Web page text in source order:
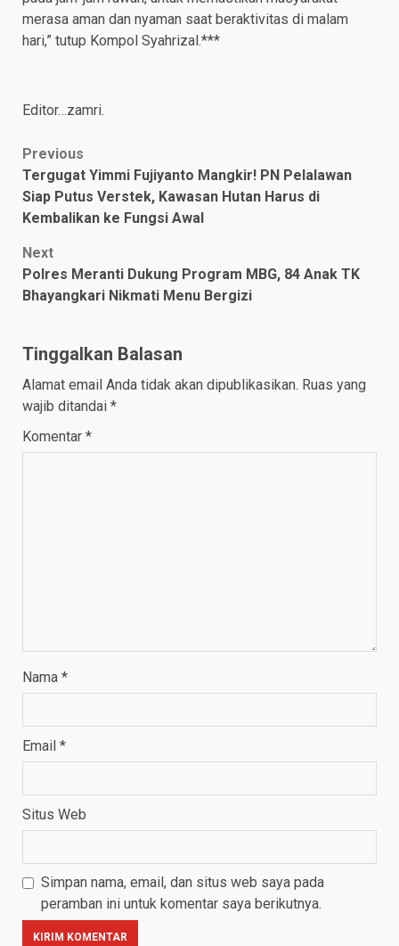
merasa aman dan nyaman saat beraktivitas di malam
hari,” tutup Kompol Syahrizal.***
Editor…zamri.
Post
navigation
Previous
Tergugat Yimmi Fujiyanto Mangkir! PN Pelalawan
Siap Putus Verstek, Kawasan Hutan Harus di
Kembalikan ke Fungsi Awal
Next
Polres Meranti Dukung Program MBG, 84 Anak TK
Bhayangkari Nikmati Menu Bergizi
Tinggalkan Balasan
Alamat email Anda tidak akan dipublikasikan. Ruas yang
wajib ditandai *
Komentar *
Nama *
Email *
Situs Web
Simpan nama, email, dan situs web saya pada
peramban ini untuk komentar saya berikutnya.